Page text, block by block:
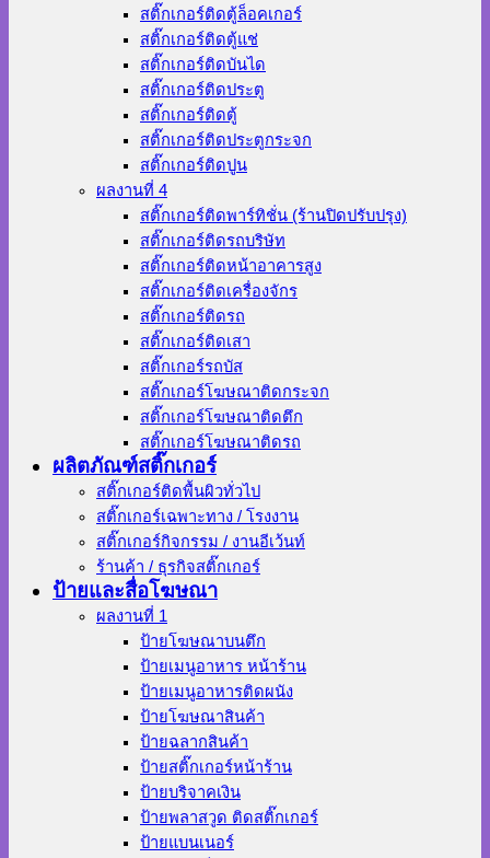
สติ๊กเกอร์ติดตู้ล็อคเกอร์
สติ๊กเกอร์ติดตู้แช่
สติ๊กเกอร์ติดบันได
สติ๊กเกอร์ติดประตู
สติ๊กเกอร์ติดตู้
สติ๊กเกอร์ติดประตูกระจก
สติ๊กเกอร์ติดปูน
ผลงานที่ 4
สติ๊กเกอร์ติดพาร์ทิชั่น (ร้านปิดปรับปรุง)
สติ๊กเกอร์ติดรถบริษัท
สติ๊กเกอร์ติดหน้าอาคารสูง
สติ๊กเกอร์ติดเครื่องจักร
สติ๊กเกอร์ติดรถ
สติ๊กเกอร์ติดเสา
สติ๊กเกอร์รถบัส
สติ๊กเกอร์โฆษณาติดกระจก
สติ๊กเกอร์โฆษณาติดตึก
สติ๊กเกอร์โฆษณาติดรถ
ผลิตภัณฑ์สติ๊กเกอร์
สติ๊กเกอร์ติดพื้นผิวทั่วไป
สติ๊กเกอร์เฉพาะทาง / โรงงาน
สติ๊กเกอร์กิจกรรม / งานอีเว้นท์
ร้านค้า / ธุรกิจสติ๊กเกอร์
ป้ายและสื่อโฆษณา
ผลงานที่ 1
ป้ายโฆษณาบนตึก
ป้ายเมนูอาหาร หน้าร้าน
ป้ายเมนูอาหารติดผนัง
ป้ายโฆษณาสินค้า
ป้ายฉลากสินค้า
ป้ายสติ๊กเกอร์หน้าร้าน
ป้ายบริจาคเงิน
ป้ายพลาสวูด ติดสติ๊กเกอร์
ป้ายแบนเนอร์